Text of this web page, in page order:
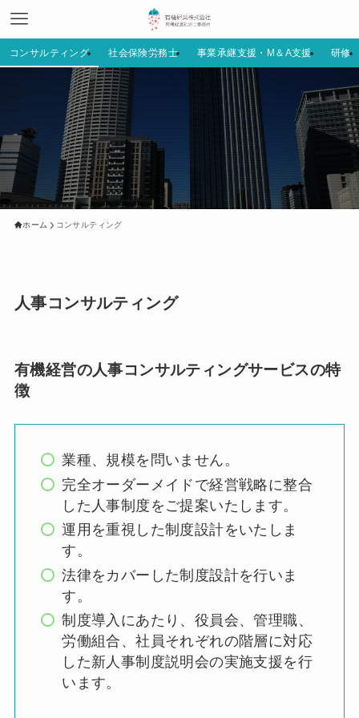
コンサルティング 社会保険労務士 事業承継支援・M＆A支援 研修
ホーム コンサルティング
人事コンサルティング
有機経営の人事コンサルティングサービスの特
徴
業種、規模を問いません。
完全オーダーメイドで経営戦略に整合
した人事制度をご提案いたします。
運用を重視した制度設計をいたしま
す。
法律をカバーした制度設計を行いま
す。
制度導入にあたり、役員会、管理職、
労働組合、社員それぞれの階層に対応
した新人事制度説明会の実施支援を行
います。